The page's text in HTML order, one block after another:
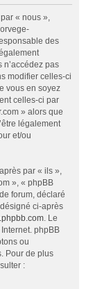
« nous »,
des
pas
modifier celles-ci
vous en soyez
celles-ci par
» alors que
légalement
et/ou
par « ils »,
», « phpBB
forum, déclaré
ci-après
. Le
phpBB
ou
Pour de plus
: